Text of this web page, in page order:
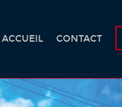
ACCUEIL CONTACT